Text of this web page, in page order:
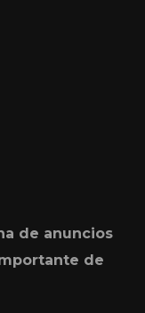
de anuncios
de